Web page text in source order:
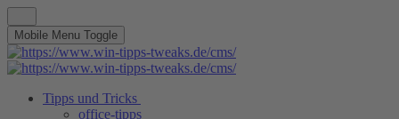
Mobile Menu Toggle
Tipps und Tricks
office-tipps